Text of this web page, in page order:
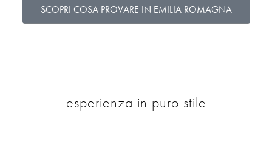
SCOPRI COSA PROVARE IN EMILIA ROMAGNA
esperienza in puro stile